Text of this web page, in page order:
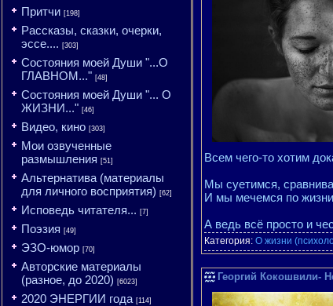
Притчи [198]
Рассказы, сказки, очерки,
эссе.... [303]
Состояния моей Души "...О
ГЛАВНОМ..." [48]
Состояния моей Души "... О
ЖИЗНИ..." [46]
Видео, кино [303]
Мои озвученные
размышления [51]
Альтернатива (материалы
для личного восприятия) [62]
Исповедь читателя... [7]
Поэзия [49]
ЭЗО-юмор [70]
Авторские материалы
(разное, до 2020) [6023]
2020 ЭНЕРГИИ года [114]
Всем чего-то хотим
Мы суетимся,
И мы мечемся по жизни
А ведь всё просто и
Категория: О жизни
Георгий Кокошвили-